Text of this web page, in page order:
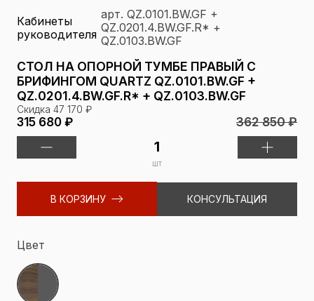
Кабинеты
руководителя
арт. QZ.0101.BW.GF +
QZ.0201.4.BW.GF.R* +
QZ.0103.BW.GF
СТОЛ НА ОПОРНОЙ ТУМБЕ ПРАВЫЙ С
БРИФИНГОМ QUARTZ QZ.0101.BW.GF +
QZ.0201.4.BW.GF.R* + QZ.0103.BW.GF
315 680 ₽ 362 850 ₽
Скидка 47 170 ₽
шт
В КОРЗИНУ КОНСУЛЬТАЦИЯ
Цвет